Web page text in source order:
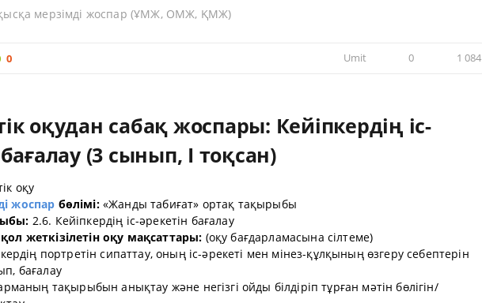
мерзімді жоспар (ҰМЖ, ОМЖ, ҚМЖ)
0 Umit 0 1 084
оқудан сабақ жоспары: Кейіпкердің іс-
(3 сынып, I тоқсан)
оқу
жоспар бөлімі: «Жанды табиғат» ортақ тақырыбы
2.6. Кейіпкердің іс-әрекетін бағалау
жеткізілетін оқу мақсаттары: (оқу бағдарламасына сілтеме)
портретін сипаттау, оның іс-әрекеті мен мінез-құлқының өзгеру себептерін
бағалау
тақырыбын анықтау және негізгі ойды білдіріп тұрған мәтін бөлігін/